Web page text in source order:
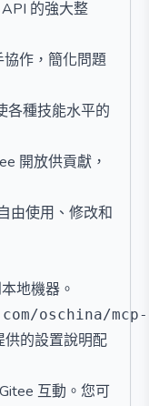
的強大整
作，簡化問題
各種技能水平的
開放供貢獻，
由使用、修改和
地機器。
的設置說明配
互動。您可